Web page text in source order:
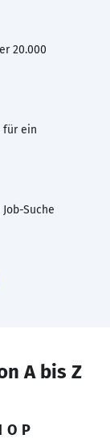
20.000
für ein
Suche
A bis Z
O P